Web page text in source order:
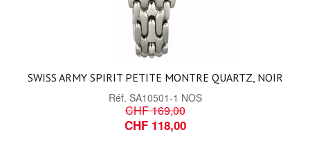
SWISS ARMY SPIRIT PETITE MONTRE QUARTZ, NOIR
Réf. SA10501-1 NOS
CHF 169,00
CHF 118,00